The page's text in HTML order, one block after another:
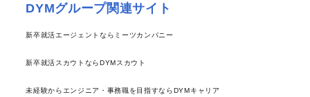
DYMグループ関連サイト
新卒就活エージェントならミーツカンパニー
新卒就活スカウトならDYMスカウト
未経験からエンジニア・事務職を目指すならDYMキャリア